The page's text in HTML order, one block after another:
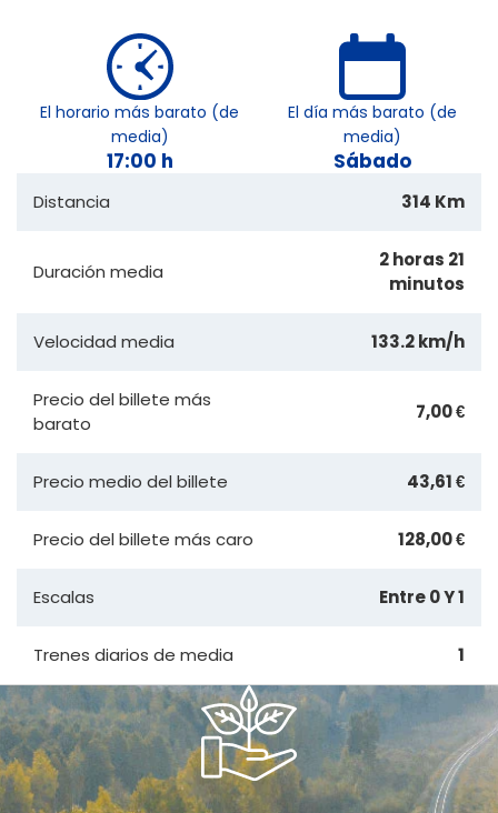
El horario más barato (de
media)
17:00 h
El día más barato (de
media)
Sábado
Distancia 314 Km
Duración media
2 horas 21
minutos
Velocidad media 133.2 km/h
Precio del billete más
barato
7,00 €
Precio medio del billete 43,61 €
Precio del billete más caro 128,00 €
Escalas Entre 0 Y 1
Trenes diarios de media 1